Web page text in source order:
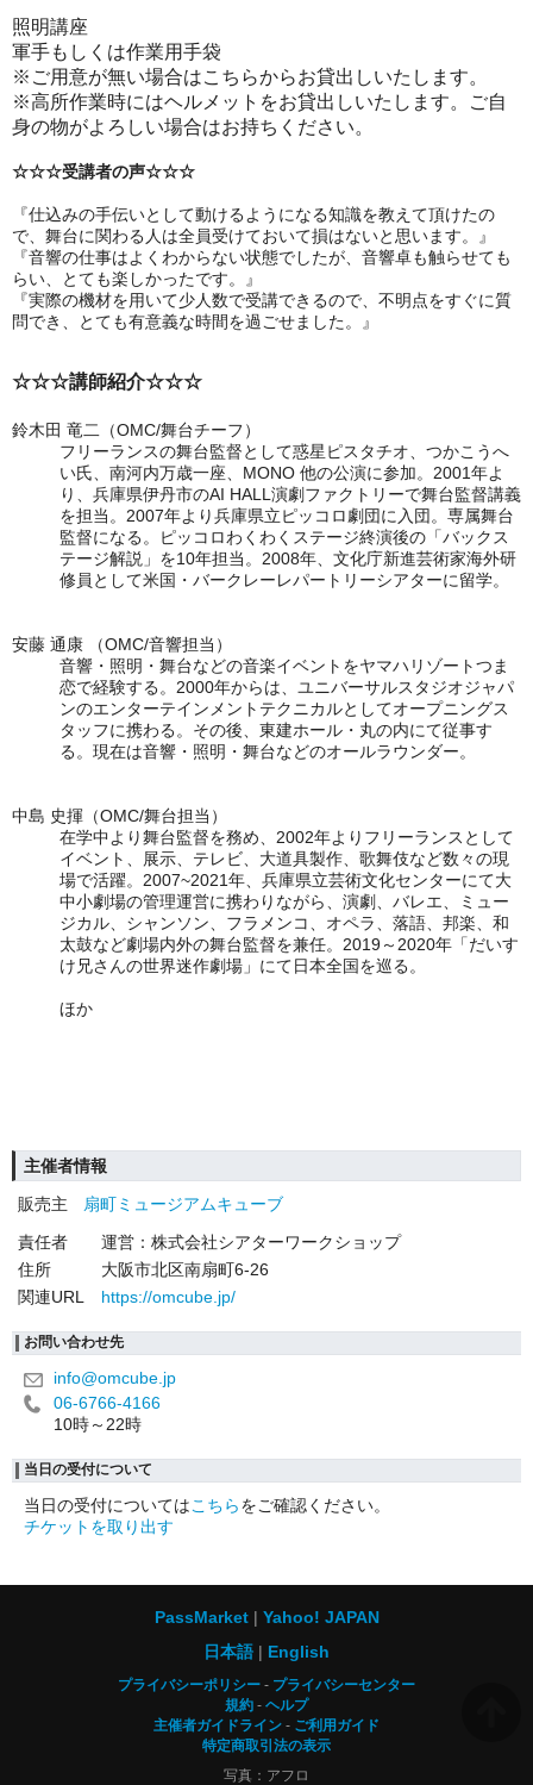
照明講座
軍手もしくは作業用手袋
※ご用意が無い場合はこちらからお貸出しいたします。
※高所作業時にはヘルメットをお貸出しいたします。ご自
身の物がよろしい場合はお持ちください。
☆☆☆受講者の声☆☆☆
『仕込みの手伝いとして動けるようになる知識を教えて頂けたの
で、舞台に関わる人は全員受けておいて損はないと思います。』
『音響の仕事はよくわからない状態でしたが、音響卓も触らせても
らい、とても楽しかったです。』
『実際の機材を用いて少人数で受講できるので、不明点をすぐに質
問でき、とても有意義な時間を過ごせました。』
☆☆☆講師紹介☆☆☆
鈴木田 竜二（OMC/舞台チーフ）
フリーランスの舞台監督として惑星ピスタチオ、つかこうへ
い氏、南河内万歳一座、MONO 他の公演に参加。2001年よ
り、兵庫県伊丹市のAI HALL 演劇ファクトリーで舞台監督講義
を担当。2007年より兵庫県立ピッコロ劇 団に入団。専属舞台
監督になる。ピッコロわくわくステージ終演後の「バックス
テージ解説」を10年担当。2008年、文化庁新進芸術家海外研
修員として米国・バークレーレパートリーシアターに留学。
安藤 通康 （OMC/音響担当）
音響・照明・舞台などの音楽イベントをヤマハリゾートつま
恋で経験する。2000年からは、ユニバーサルスタジオジャパ
ンのエンターテインメントテクニカルとしてオープニングス
タッフに携わる。その後、東建ホール・丸の内にて従事す
る。現在は音響・照明・舞台などのオールラウンダー。
中島 史揮（OMC/舞台担当）
在学中より舞台監督を務め、2002年よりフリーランスとして
イベント、展示、テレビ、大道具製作、歌舞伎など数々の現
場で活躍。2007~2021年、 兵庫県立芸術文化センターにて大
中小劇場の管理運営に携わりながら、演劇、バレエ、ミュー
ジカル、シャンソン、フラメンコ、オペラ、落語、邦楽、和
太鼓など劇場内外の舞台監督を兼任。2019～2020年「だいす
け兄さんの世界迷作劇場」にて日本全国を巡る。
ほか
主催者情報
販売主
扇町ミュージアムキューブ
責任者
運営：株式会社シアターワークショップ
住所
大阪市北区南扇町6-26
関連URL
https://omcube.jp/
お問い合わせ先
info@omcube.jp
06-6766-4166
10時～22時
当日の受付について
当日の受付についてはこちらをご確認ください。
チケットを取り出す
PassMarket
Yahoo! JAPAN
日本語
English
プライバシーポリシー
プライバシーセンター
規約
ヘルプ
主催者ガイドライン
ご利用ガイド
特定商取引法の表示
写真：アフロ